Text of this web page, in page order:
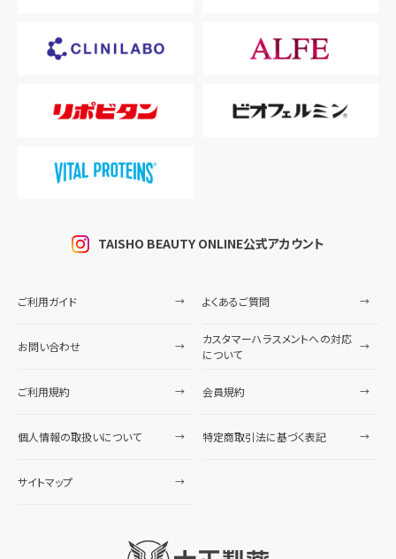
TAISHO BEAUTY ONLINE公式アカウント
ご利用ガイド よくあるご質問
お問い合わせ
カスタマーハラスメントへの対応
について
ご利用規約 会員規約
個人情報の取扱いについて 特定商取引法に基づく表記
サイトマップ